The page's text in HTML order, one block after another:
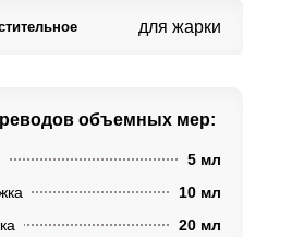
для жарки
объемных мер:
5 мл
10 мл
20 мл